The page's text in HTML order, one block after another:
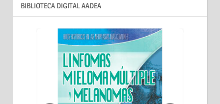
BIBLIOTECA DIGITAL AADEA